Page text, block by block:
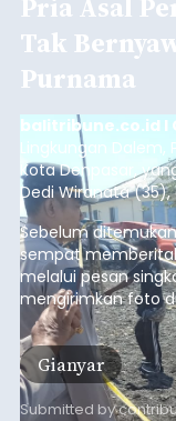
Tak
Purnama
balitribune.co.id I
Lingkungan Dalem,
Kota Denpasar,
Dedi Wiranata
pesisir Pantai
Sebelum
sempat
melalui pesan
mengirimkan foto
istrinya.
Gianyar
Submitted by